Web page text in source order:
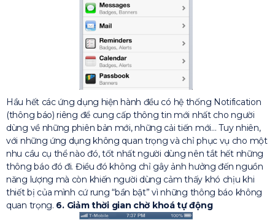
Hầu hết các ứng dụng hiện hành đều có hệ thống Notification
(thông báo) riêng để cung cấp thông tin mới nhất cho người
dùng về những phiên bản mới, những cải tiến mới… Tuy nhiên,
với những ứng dụng không quan trọng và chỉ phục vụ cho một
nhu cầu cụ thể nào đó, tốt nhất người dùng nên tắt hết những
thông báo đó đi. Điều đó không chỉ gây ảnh hưởng đến nguồn
năng lượng mà còn khiến người dùng cảm thấy khó chịu khi
thiết bị của mình cứ rung “bần bật” vì những thông báo không
quan trọng. 6. Giảm thời gian chờ khoá tự động